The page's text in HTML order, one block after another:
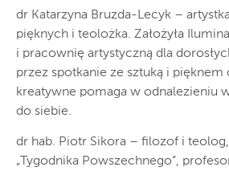
dr Katarzyna Bruzda-Lecyk –
pięknych i teolożka. Założyła
i pracownię artystyczną dla
przez spotkanie ze sztuką i pięknem
kreatywne pomaga w odnalezieniu
do siebie.
dr hab. Piotr Sikora – filozof i
„Tygodnika Powszechnego”,